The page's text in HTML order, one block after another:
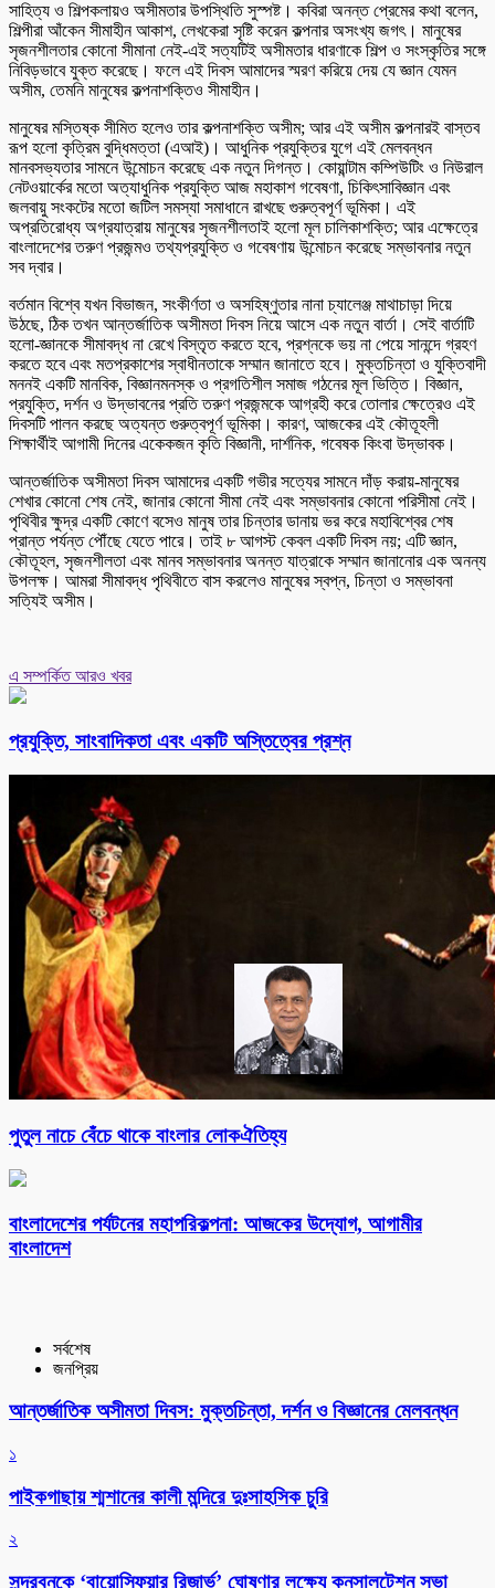
সাহিত্য ও শিল্পকলায়ও অসীমতার উপস্থিতি সুস্পষ্ট। কবিরা অনন্ত প্রেমের কথা বলেন,
শিল্পীরা আঁকেন সীমাহীন আকাশ, লেখকেরা সৃষ্টি করেন কল্পনার অসংখ্য জগৎ। মানুষের
সৃজনশীলতার কোনো সীমানা নেই-এই সত্যটিই অসীমতার ধারণাকে শিল্প ও সংস্কৃতির সঙ্গে
নিবিড়ভাবে যুক্ত করেছে। ফলে এই দিবস আমাদের স্মরণ করিয়ে দেয় যে জ্ঞান যেমন
অসীম, তেমনি মানুষের কল্পনাশক্তিও সীমাহীন।
মানুষের মস্তিষ্ক সীমিত হলেও তার কল্পনাশক্তি অসীম; আর এই অসীম কল্পনারই বাস্তব
রূপ হলো কৃত্রিম বুদ্ধিমত্তা (এআই)। আধুনিক প্রযুক্তির যুগে এই মেলবন্ধন
মানবসভ্যতার সামনে উন্মোচন করেছে এক নতুন দিগন্ত। কোয়ান্টাম কম্পিউটিং ও নিউরাল
নেটওয়ার্কের মতো অত্যাধুনিক প্রযুক্তি আজ মহাকাশ গবেষণা, চিকিৎসাবিজ্ঞান এবং
জলবায়ু সংকটের মতো জটিল সমস্যা সমাধানে রাখছে গুরুত্বপূর্ণ ভূমিকা। এই
অপ্রতিরোধ্য অগ্রযাত্রায় মানুষের সৃজনশীলতাই হলো মূল চালিকাশক্তি; আর এক্ষেত্রে
বাংলাদেশের তরুণ প্রজন্মও তথ্যপ্রযুক্তি ও গবেষণায় উন্মোচন করেছে সম্ভাবনার নতুন
সব দ্বার।
বর্তমান বিশ্বে যখন বিভাজন, সংকীর্ণতা ও অসহিষ্ণুতার নানা চ্যালেঞ্জ মাথাচাড়া দিয়ে
উঠছে, ঠিক তখন আন্তর্জাতিক অসীমতা দিবস নিয়ে আসে এক নতুন বার্তা। সেই বার্তাটি
হলো-জ্ঞানকে সীমাবদ্ধ না রেখে বিস্তৃত করতে হবে, প্রশ্নকে ভয় না পেয়ে সানন্দে গ্রহণ
করতে হবে এবং মতপ্রকাশের স্বাধীনতাকে সম্মান জানাতে হবে। মুক্তচিন্তা ও যুক্তিবাদী
মননই একটি মানবিক, বিজ্ঞানমনস্ক ও প্রগতিশীল সমাজ গঠনের মূল ভিত্তি। বিজ্ঞান,
প্রযুক্তি, দর্শন ও উদ্ভাবনের প্রতি তরুণ প্রজন্মকে আগ্রহী করে তোলার ক্ষেত্রেও এই
দিবসটি পালন করছে অত্যন্ত গুরুত্বপূর্ণ ভূমিকা। কারণ, আজকের এই কৌতূহলী
শিক্ষার্থীই আগামী দিনের একেকজন কৃতি বিজ্ঞানী, দার্শনিক, গবেষক কিংবা উদ্ভাবক।
আন্তর্জাতিক অসীমতা দিবস আমাদের একটি গভীর সত্যের সামনে দাঁড় করায়-মানুষের
শেখার কোনো শেষ নেই, জানার কোনো সীমা নেই এবং সম্ভাবনার কোনো পরিসীমা নেই।
পৃথিবীর ক্ষুদ্র একটি কোণে বসেও মানুষ তার চিন্তার ডানায় ভর করে মহাবিশ্বের শেষ
প্রান্ত পর্যন্ত পৌঁছে যেতে পারে। তাই ৮ আগস্ট কেবল একটি দিবস নয়; এটি জ্ঞান,
কৌতূহল, সৃজনশীলতা এবং মানব সম্ভাবনার অনন্ত যাত্রাকে সম্মান জানানোর এক অনন্য
উপলক্ষ। আমরা সীমাবদ্ধ পৃথিবীতে বাস করলেও মানুষের স্বপ্ন, চিন্তা ও সম্ভাবনা
সত্যিই অসীম।
এ সম্পর্কিত আরও খবর
প্রযুক্তি, সাংবাদিকতা এবং একটি অস্তিত্বের প্রশ্ন
পুতুল নাচে বেঁচে থাকে বাংলার লোকঐতিহ্য
বাংলাদেশের পর্যটনের মহাপরিকল্পনা: আজকের উদ্যোগ, আগামীর
বাংলাদেশ
সর্বশেষ
জনপ্রিয়
আন্তর্জাতিক অসীমতা দিবস: মুক্তচিন্তা, দর্শন ও বিজ্ঞানের মেলবন্ধন
১
পাইকগাছায় শ্মশানের কালী মন্দিরে দুঃসাহসিক চুরি
২
সুন্দরবনকে ‘বায়োস্ফিয়ার রিজার্ভ’ ঘোষণার লক্ষ্যে কনসালটেশন সভা